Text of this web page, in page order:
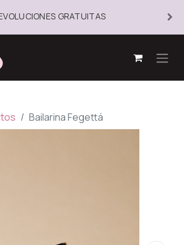
GRATUITAS
Bailarina Fegettá